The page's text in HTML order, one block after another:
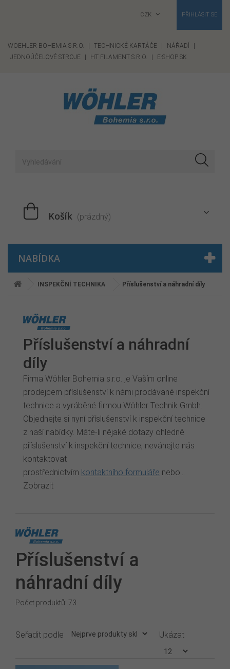
PŘIHLÁSIT SE
CZK
WOEHLER BOHEMIA S.R.O. TECHNICKÉ KARTÁČE NÁŘADÍ
JEDNOÚČELOVÉ STROJE
HT FILAMENT S.R.O. E-SHOP SK
Košík (prázdný)
NABÍDKA
INSPEKČNÍ TECHNIKA Příslušenství a náhradní díly
Příslušenství a náhradní
díly
Firma Wöhler Bohemia s.r.o. je Vaším online
prodejcem příslušenství k námi prodávané inspekční
technice a vyráběné firmou Wöhler Technik Gmbh.
Objednejte si nyní příslušenství k inspekční technice
z naší nabídky. Máte-li nějaké dotazy ohledně
příslušenství k inspekční technice, neváhejte nás
kontaktovat
prostřednictvím kontaktního formuláře nebo...
Zobrazit
Příslušenství a
náhradní díly
Počet produktů: 73
Seřadit podle Ukázat